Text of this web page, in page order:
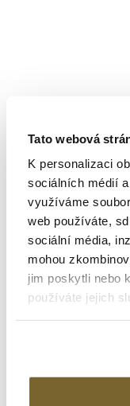
Tato webová
K personalizaci
sociálních médií
využíváme
web používáte,
sociální média,
mohou
jim poskytli nebo
používáte jejich